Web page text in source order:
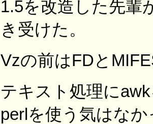
1.5を改造した先輩
き受けた。
Vzの前はFDと
テキスト処理に
perlを使う気はなか